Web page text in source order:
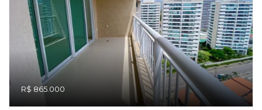
R$ 865.000